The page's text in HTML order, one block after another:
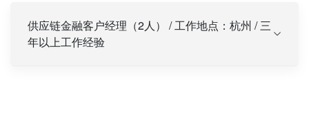
供应链金融客户经理（2人） / 工作地点：杭州 / 三
年以上工作经验